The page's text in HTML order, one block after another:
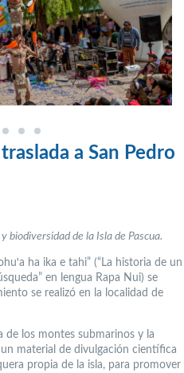
a San Pedro
biodiversidad de la Isla de Pascua.
ha ika e tahi” (“La historia de un
en lengua Rapa Nui) se
se realizó en la localidad de
de los montes submarinos y la
material de divulgación científica
propia de la isla, para promover